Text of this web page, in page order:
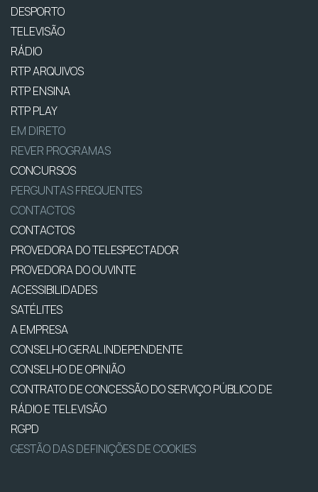
DESPORTO
TELEVISÃO
RÁDIO
RTP ARQUIVOS
RTP ENSINA
RTP PLAY
EM DIRETO
REVER PROGRAMAS
CONCURSOS
PERGUNTAS FREQUENTES
CONTACTOS
CONTACTOS
PROVEDORA DO TELESPECTADOR
PROVEDORA DO OUVINTE
ACESSIBILIDADES
SATÉLITES
A EMPRESA
CONSELHO GERAL INDEPENDENTE
CONSELHO DE OPINIÃO
CONTRATO DE CONCESSÃO DO SERVIÇO PÚBLICO DE
RÁDIO E TELEVISÃO
RGPD
GESTÃO DAS DEFINIÇÕES DE COOKIES